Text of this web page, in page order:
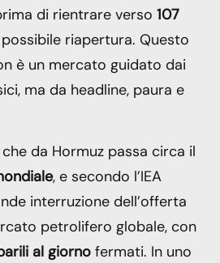
di rientrare verso 107
riapertura. Questo
è un mercato guidato dai
ma da headline, paura e
da Hormuz passa circa il
, e secondo l’IEA
interruzione dell’offerta
petrolifero globale, con
al giorno fermati. In uno